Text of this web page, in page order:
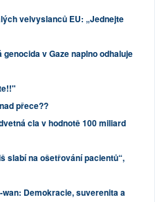
velvyslanců EU: „Jednejte
genocida v Gaze naplno odhaluje
přece??
cla v hodnotě 100 miliard
slabí na ošetřování pacientů“,
wan: Demokracie, suverenita a